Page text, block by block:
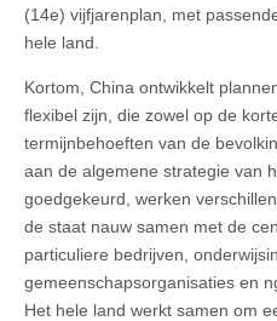
(14e) vijfjarenplan, met
hele land.
Kortom, China ontwikkelt
flexibel zijn, die zowel op de
termijnbehoeften van de
aan de algemene strategie van
goedgekeurd, werken
de staat nauw samen met de
particuliere bedrijven,
gemeenschapsorganisaties en
Het hele land werkt samen om